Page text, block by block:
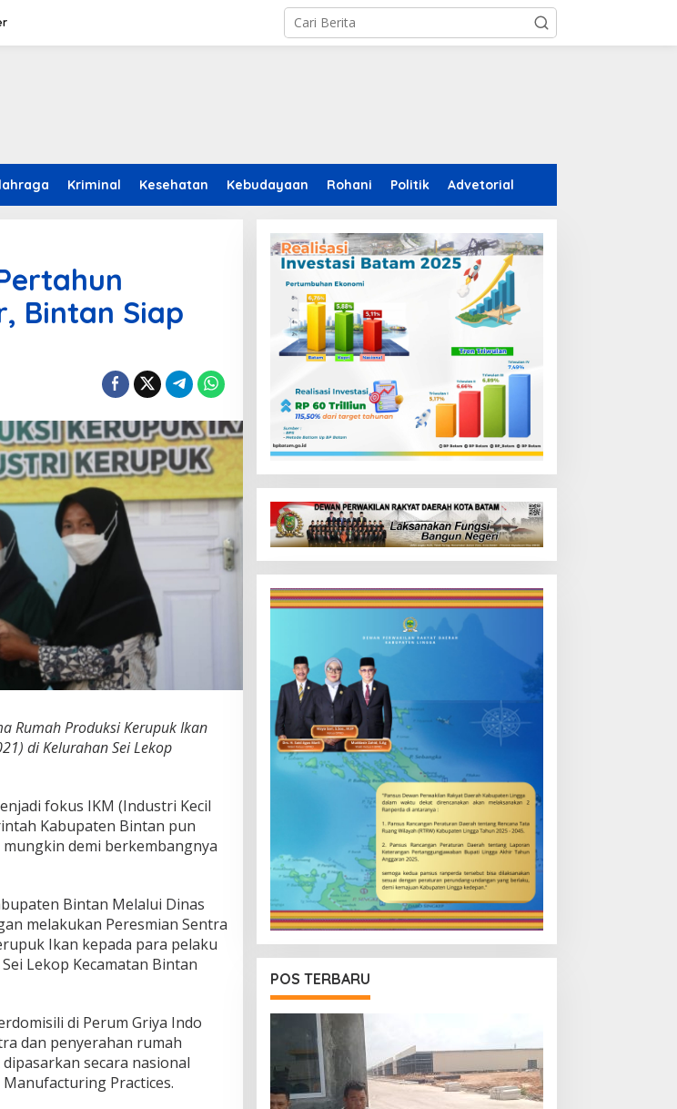
Kriminal Kesehatan Kebudayaan Rohani Politik Advetorial
Bintan Siap
Rumah Produksi Kerupuk Ikan
di Kelurahan Sei Lekop
fokus IKM (Industri Kecil
Kabupaten Bintan pun
demi berkembangnya
Bintan Melalui Dinas
melakukan Peresmian Sentra
Ikan kepada para pelaku
Lekop Kecamatan Bintan
di Perum Griya Indo
dan penyerahan rumah
secara nasional
Practices.
POS TERBARU